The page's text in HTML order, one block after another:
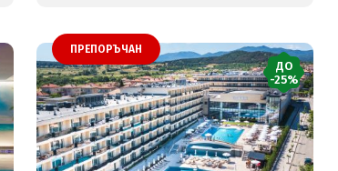
ПРЕПОРЪЧАН
ДО
-25%